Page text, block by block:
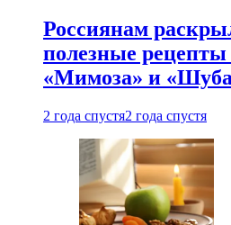
Россиянам
полезные рецепты
«Мимоза» и
2 года спустя2 года спустя